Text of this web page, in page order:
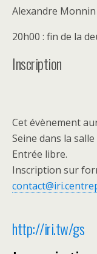
Alexandre Monnin
20h00 : fin de la
Inscription
Cet évènement
Seine dans la
Entrée libre.
Inscription sur
http://iri.tw/gs